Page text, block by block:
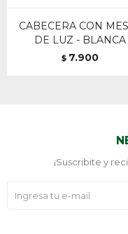
CABECERA CON
DE LUZ - BLANCA
$ 7.900
¡Suscribite y